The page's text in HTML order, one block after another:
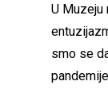
U
smo se